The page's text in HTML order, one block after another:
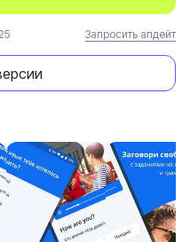
Запросить апдейт